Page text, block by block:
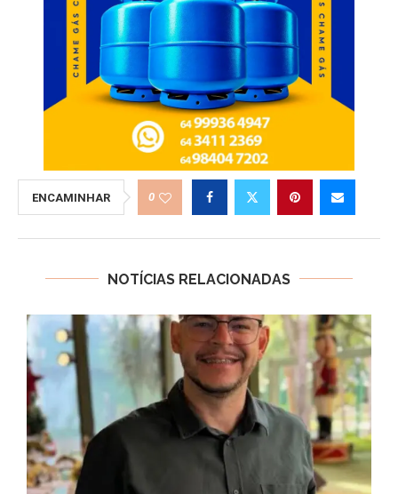
ENCAMINHAR 0
NOTÍCIAS RELACIONADAS